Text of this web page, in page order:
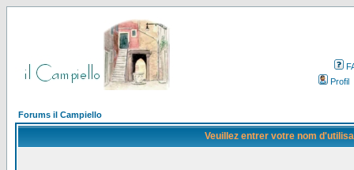
Profil
Forums il Campiello
Veuillez entrer votre nom